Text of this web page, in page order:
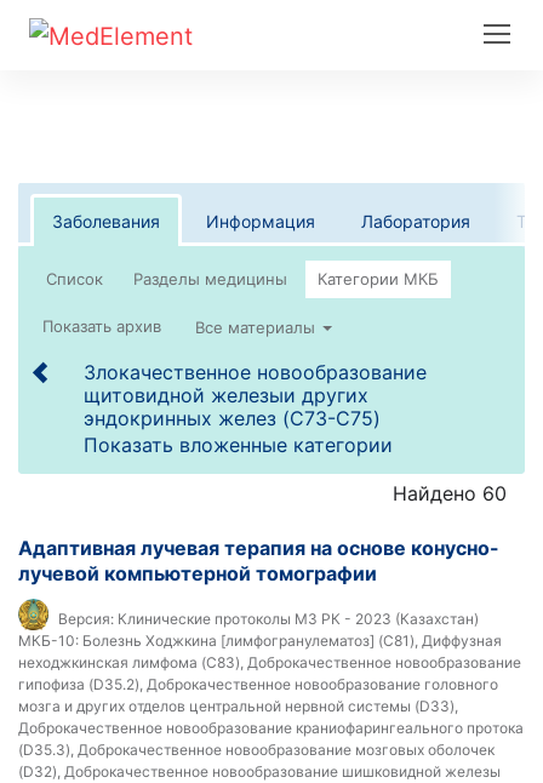
Заболевания Информация Лаборатория
Список
Все материалы
Злокачественное новообразование
щитовидной железыи других
эндокринных желез (C73-C75)
Показать вложенные категории
Найдено 60
Адаптивная лучевая терапия на основе конусно-
лучевой компьютерной томографии
Версия: Клинические протоколы МЗ РК - 2023 (Казахстан)
МКБ-10: Болезнь Ходжкина [лимфогранулематоз] (C81), Диффузная
неходжкинская лимфома (C83), Доброкачественное новообразование
гипофиза (D35.2), Доброкачественное новообразование головного
мозга и других отделов центральной нервной системы (D33),
Доброкачественное новообразование краниофарингеального протока
(D35.3), Доброкачественное новообразование мозговых оболочек
(D32), Доброкачественное новообразование шишковидной железы